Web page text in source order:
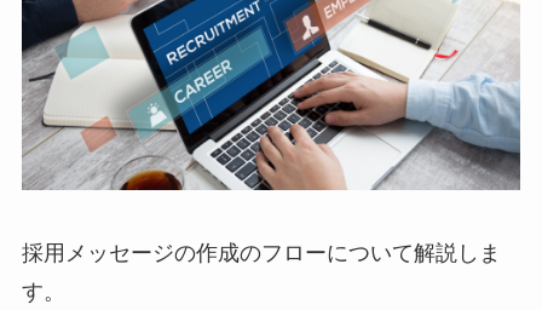
採用メッセージの作成のフローについて解説しま
す。